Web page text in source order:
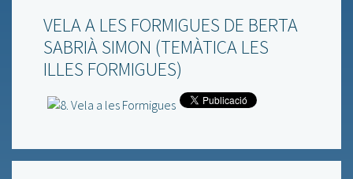
VELA A LES FORMIGUES DE BERTA
SABRIÀ SIMON (TEMÀTICA LES
ILLES FORMIGUES)